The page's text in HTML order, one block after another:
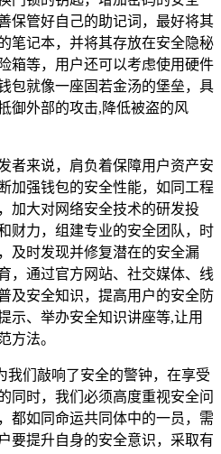
保管好自己的助记词，最好将其
笔记本，并将其存放在安全隐秘
箱等，用户还可以考虑使用硬件
包就像一座固若金汤的堡垒，具
御外部的攻击,降低被盗的风
者来说，肩负着保障用户资产安
加强钱包的安全性能，如同工程
加大对网络安全技术的研发投
财力，组建专业的安全团队，时
及时发现并修复潜在的安全漏
，通过官方网站、社交媒体、线
及安全知识，提高用户的安全防
示、举办安全知识讲座等,让用
方法。
我们敲响了安全的警钟，在享受
同时，我们必须高度重视安全问
都如同命运共同体中的一员，需
要提升自身的安全意识，采取有